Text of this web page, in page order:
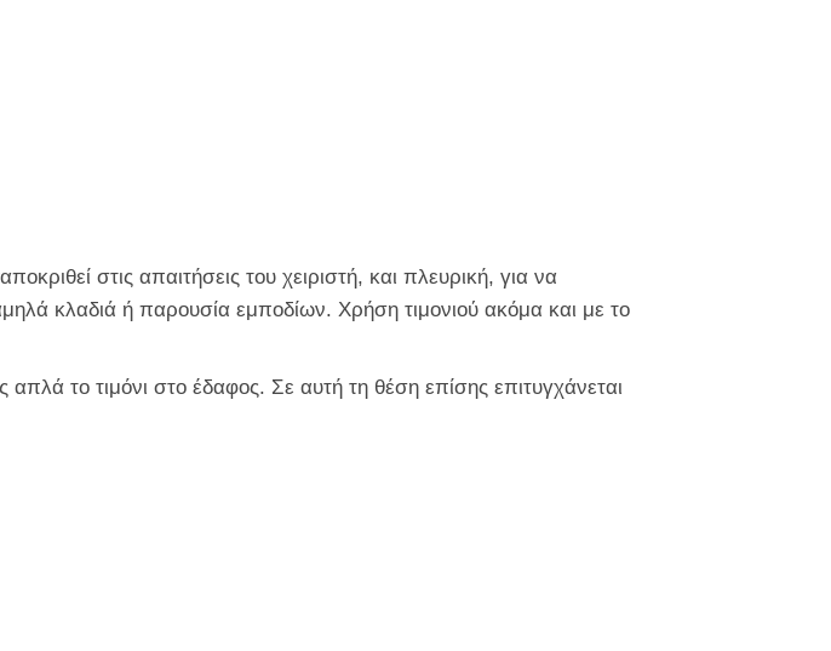
στις απαιτήσεις του χειριστή, και πλευρική, για να
κλαδιά ή παρουσία εμποδίων. Χρήση τιμονιού ακόμα και με το
το τιμόνι στο έδαφος. Σε αυτή τη θέση επίσης επιτυγχάνεται